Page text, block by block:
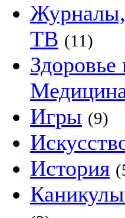
ТВ (11)
Здоровье
Игры (9)
История